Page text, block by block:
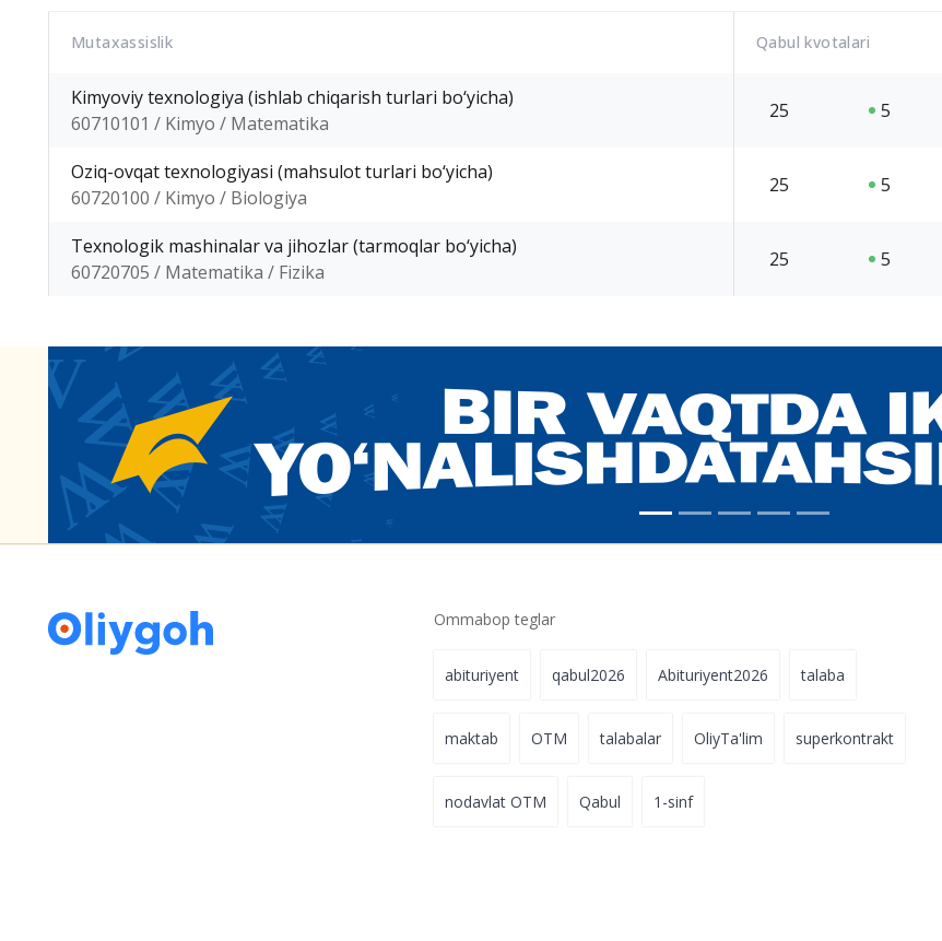
Mutaxassislik Qabul kvotalari
Kimyoviy texnologiya (ishlab chiqarish turlari bo‘yicha)
60710101 / Kimyo / Matematika
25 5
Oziq-ovqat texnologiyasi (mahsulot turlari bo‘yicha)
60720100 / Kimyo / Biologiya
25 5
Texnologik mashinalar va jihozlar (tarmoqlar bo‘yicha)
60720705 / Matematika / Fizika
25 5
Ommabop teglar
abituriyent qabul2026 Abituriyent2026 talaba
maktab OTM talabalar OliyTa'lim superkontrakt
nodavlat OTM Qabul 1-sinf